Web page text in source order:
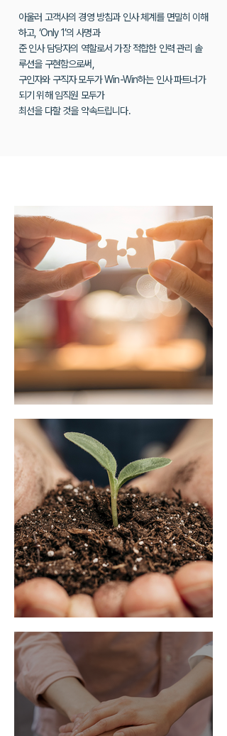
아울러 고객사의 경영 방침과 인사 체계를 면밀히 이해
하고, ‘Only 1’의 사명과
준 인사 담당자의 역할로서 가장 적합한 인력 관리 솔
루션을 구현함으로써,
구인자와 구직자 모두가 Win-Win하는 인사 파트너가
되기 위해 임직원 모두가
최선을 다할 것을 약속드립니다.